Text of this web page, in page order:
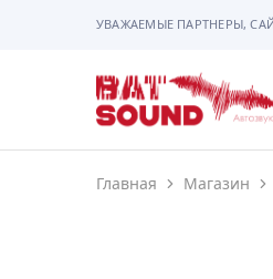
УВАЖАЕМЫЕ ПАРТНЕРЫ,
BAT
Sound
Главная Магазин